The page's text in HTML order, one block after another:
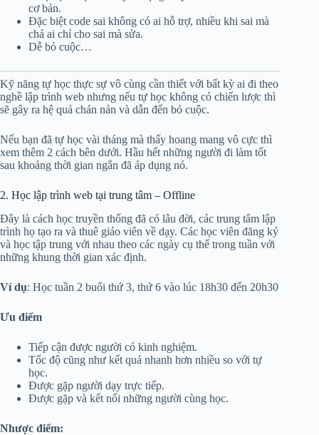
cơ bản.
Đặc biệt code sai không có ai hỗ trợ, nhiều khi sai mà
chả ai chỉ cho sai mà sửa.
Dễ bỏ cuộc…
Kỹ năng tự học thực sự vô cùng cần thiết với bất kỳ ai đi theo
nghề lập trình web nhưng nếu tự học không có chiến lược thì
sẽ gây ra hệ quả chán nản và dẫn đến bỏ cuộc.
Nếu bạn đã tự học vài tháng mà thấy hoang mang vô cực thì
xem thêm 2 cách bên dưới. Hầu hết những người đi làm tốt
sau khoảng thời gian ngắn đã áp dụng nó.
2. Học lập trình web tại trung tâm – Offline
Đây là cách học truyền thống đã có lâu đời, các trung tâm lập
trình họ tạo ra và thuê giáo viên về dạy. Các học viên đăng ký
và học tập trung với nhau theo các ngày cụ thể trong tuần với
những khung thời gian xác định.
Ví dụ: Học tuần 2 buổi thứ 3, thứ 6 vào lúc 18h30 đến 20h30
Ưu điểm
Tiếp cận được người có kinh nghiệm.
Tốc độ cũng như kết quả nhanh hơn nhiều so với tự
học.
Được gặp người dạy trực tiếp.
Được gặp và kết nối những người cùng học.
Nhược điểm: